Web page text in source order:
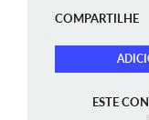
COMPARTILHE
ESTE